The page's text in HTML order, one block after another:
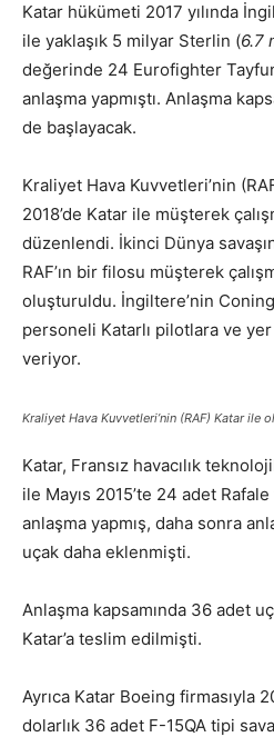
Katar hükümeti 2017 yılında
ile yaklaşık 5 milyar Sterlin (6.7
değerinde 24 Eurofighter
anlaşma yapmıştı. Anlaşma
de başlayacak.
Kraliyet Hava Kuvvetleri’nin
2018’de Katar ile müşterek
düzenlendi. İkinci Dünya
RAF’ın bir filosu müşterek
oluşturuldu. İngiltere’nin
personeli Katarlı pilotlara ve
veriyor.
Kraliyet Hava Kuvvetleri’nin (RAF) Katar ile
Katar, Fransız havacılık
ile Mayıs 2015’te 24 adet
anlaşma yapmış, daha sonra
uçak daha eklenmişti.
Anlaşma kapsamında 36 adet
Katar’a teslim edilmişti.
Ayrıca Katar Boeing firmasıyla
dolarlık 36 adet F-15QA tipi